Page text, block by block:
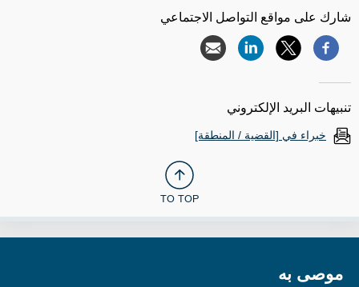
شارك على مواقع التواصل الاجتماعي
تنبيهات البريد الإلكتروني
خبراء في [القضية / المنطقة]
TO TOP
موصى به